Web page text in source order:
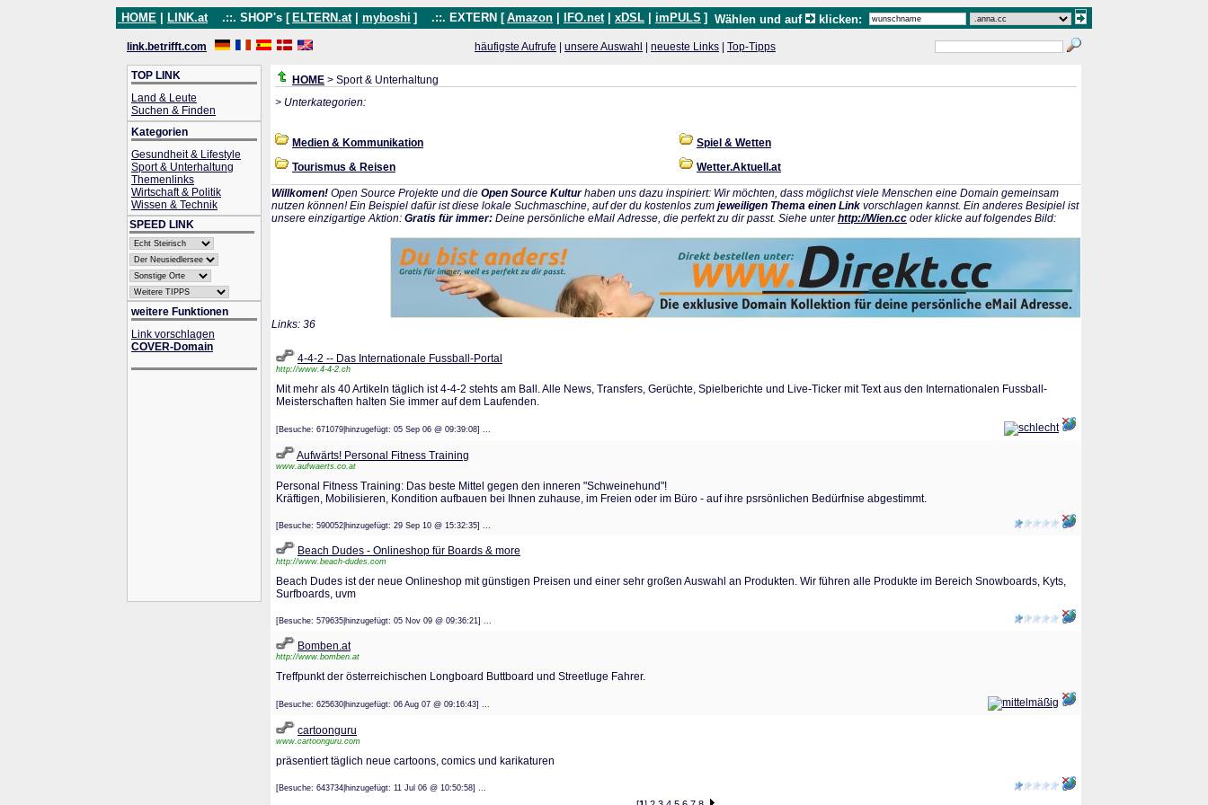
HOME LINK.at .::. SHOP's [ ELTERN.at myboshi ] .::. EXTERN [ Amazon IFO.net xDSL imPULS ] Wählen und auf klicken:
link.betrifft.com häufigste Aufrufe unsere Auswahl neueste Links Top-Tipps
TOP LINK
Land & Leute
Suchen & Finden
Kategorien
Gesundheit & Lifestyle
Sport & Unterhaltung
Themenlinks
Wirtschaft & Politik
Wissen & Technik
SPEED LINK
weitere Funktionen
Link vorschlagen
COVER-Domain
HOME > Sport & Unterhaltung
> Unterkategorien:
Medien & Kommunikation
Spiel & Wetten
Tourismus & Reisen
Wetter.Aktuell.at
Willkomen! Open Source Projekte und die Open Source Kulturhaben uns dazu inspiriert: Wir möchten, dass möglichst viele Menschen eine Domain gemeinsam
nutzen können! Ein Beispiel dafür ist diese lokale Suchmaschine, auf der du kostenlos zum jeweiligen Thema einen Link vorschlagen kannst. Ein anderes Besipiel ist
unsere einzigartige Aktion: Gratis für immer: Deine persönliche eMail Adresse, die perfekt zu dir passt. Siehe unterhttp://Wien.cc oder klicke auf folgendes Bild:
Links: 36
4-4-2 -- Das Internationale Fussball-Portal
http://www.4-4-2.ch
Mit mehr als 40 Artikeln täglich ist 4-4-2 stehts am Ball. Alle News, Transfers, Gerüchte, Spielberichte und Live-Ticker mit Text aus den Internationalen Fussball-
Meisterschaften halten Sie immer auf dem Laufenden.
[Besuche: 671079|hinzugefügt: 05 Sep 06 @ 09:39:08] ...
Aufwärts! Personal Fitness Training
www.aufwaerts.co.at
Personal Fitness Training: Das beste Mittel gegen den inneren "Schweinehund"!
Kräftigen, Mobilisieren, Kondition aufbauen bei Ihnen zuhause, im Freien oder im Büro - auf ihre psrsönlichen Bedürfnise abgestimmt.
[Besuche: 590052|hinzugefügt: 29 Sep 10 @ 15:32:35] ...
Beach Dudes - Onlineshop für Boards & more
http://www.beach-dudes.com
Beach Dudes ist der neue Onlineshop mit günstigen Preisen und einer sehr großen Auswahl an Produkten. Wir führen alle Produkte im Bereich Snowboards, Kyts,
Surfboards, uvm
[Besuche: 579635|hinzugefügt: 05 Nov 09 @ 09:36:21] ...
Bomben.at
http://www.bomben.at
Treffpunkt der österreichischen Longboard Buttboard und Streetluge Fahrer.
[Besuche: 625630|hinzugefügt: 06 Aug 07 @ 09:16:43] ...
cartoonguru
www.cartoonguru.com
präsentiert täglich neue cartoons, comics und karikaturen
[Besuche: 643734|hinzugefügt: 11 Jul 06 @ 10:50:58] ...